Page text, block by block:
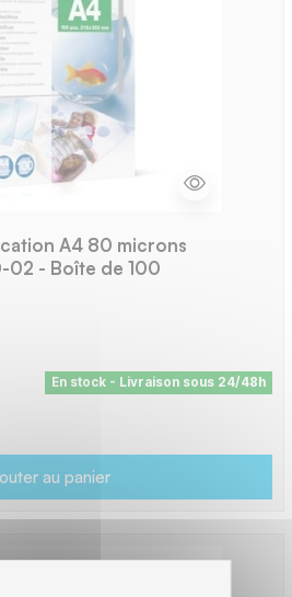
A4 80 microns
02 - Boîte de 100
En stock - Livraison sous 24/48h
au panier